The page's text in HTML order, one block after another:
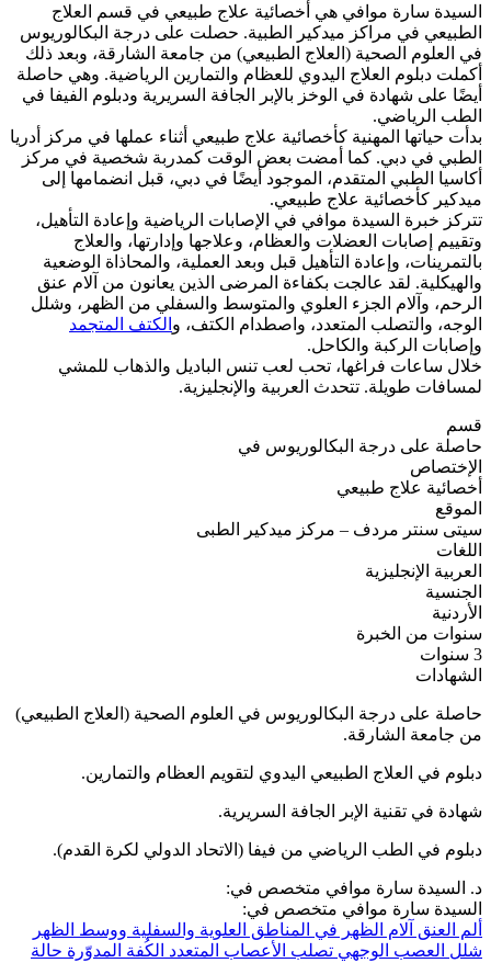
السيدة سارة موافي هي أخصائية علاج طبيعي في قسم العلاج
الطبيعي في مراكز ميدكير الطبية. حصلت على درجة البكالوريوس
في العلوم الصحية (العلاج الطبيعي) من جامعة الشارقة، وبعد ذلك
أكملت دبلوم العلاج اليدوي للعظام والتمارين الرياضية. وهي حاصلة
أيضًا على شهادة في الوخز بالإبر الجافة السريرية ودبلوم الفيفا في
الطب الرياضي.
بدأت حياتها المهنية كأخصائية علاج طبيعي أثناء عملها في مركز أدريا
الطبي في دبي. كما أمضت بعض الوقت كمدربة شخصية في مركز
أكاسيا الطبي المتقدم، الموجود أيضًا في دبي، قبل انضمامها إلى
ميدكير كأخصائية علاج طبيعي.
تتركز خبرة السيدة موافي في الإصابات الرياضية وإعادة التأهيل،
وتقييم إصابات العضلات والعظام، وعلاجها وإدارتها، والعلاج
بالتمرينات، وإعادة التأهيل قبل وبعد العملية، والمحاذاة الوضعية
والهيكلية. لقد عالجت بكفاءة المرضى الذين يعانون من آلام عنق
الرحم، وآلام الجزء العلوي والمتوسط ​​والسفلي من الظهر، وشلل
الوجه، والتصلب المتعدد، واصطدام الكتف، و الكتف المتجمد
وإصابات الركبة والكاحل.
خلال ساعات فراغها، تحب لعب تنس الباديل والذهاب للمشي
لمسافات طويلة. تتحدث العربية والإنجليزية.
قسم
حاصلة على درجة البكالوريوس في
الإختصاص
أخصائية علاج طبيعي
الموقع
سيتى سنتر مردف – مركز ميدكير الطبى
اللغات
العربية الإنجليزية
الجنسية
الأردنية
سنوات من الخبرة
3 سنوات
الشهادات
حاصلة على درجة البكالوريوس في العلوم الصحية (العلاج الطبيعي)
من جامعة الشارقة.
دبلوم في العلاج الطبيعي اليدوي لتقويم العظام والتمارين.
شهادة في تقنية الإبر الجافة السريرية.
دبلوم في الطب الرياضي من فيفا (الاتحاد الدولي لكرة القدم).
د. السيدة سارة موافي متخصص في:
السيدة سارة موافي متخصص في:
ألم العنق آلام الظهر في المناطق العلوية والسفلية ووسط الظهر
شلل العصب الوجهي تصلب الأعصاب المتعدد الكُفة المدوّرة حالة